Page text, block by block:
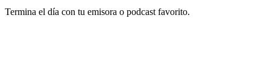
Termina el día con tu emisora o podcast favorito.